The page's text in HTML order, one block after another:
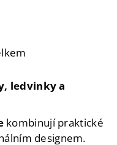
ledvinky a
kombinují praktické
designem.